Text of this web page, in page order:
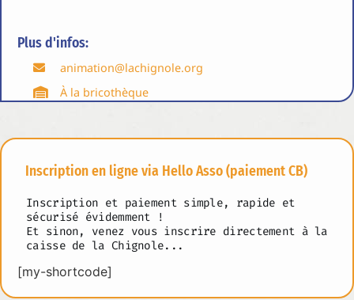
Plus d'infos:
animation@lachignole.org
À la bricothèque
Inscription en ligne via Hello Asso (paiement CB)
Inscription et paiement simple, rapide et
sécurisé évidemment !
Et sinon, venez vous inscrire directement à la
caisse de la Chignole...
[my-shortcode]